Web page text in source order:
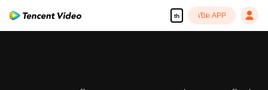
th เปิด APP